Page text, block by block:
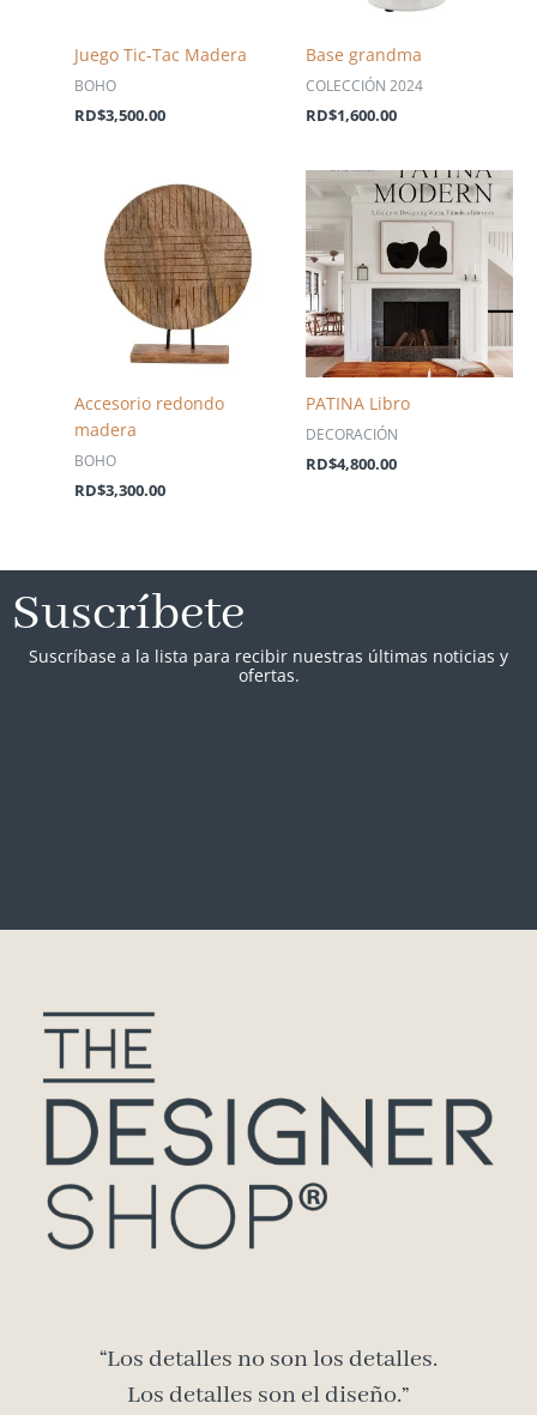
Juego Tic-Tac Madera
BOHO
RD$3,500.00
Base grandma
COLECCIÓN 2024
RD$1,600.00
Accesorio redondo
madera
BOHO
RD$3,300.00
PATINA Libro
DECORACIÓN
RD$4,800.00
Suscríbete
Suscríbase a la lista para recibir nuestras últimas noticias y
ofertas.
“Los detalles no son los detalles.
Los detalles son el diseño.”